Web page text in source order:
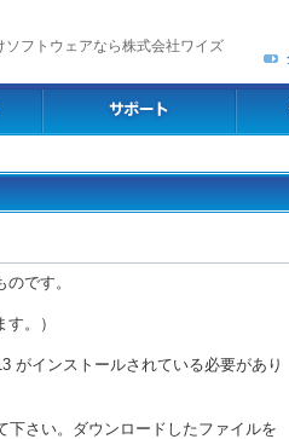
フトウェアなら株式会社ワイズ
です。
。）
がインストールされている必要があり
下さい。ダウンロードしたファイルを